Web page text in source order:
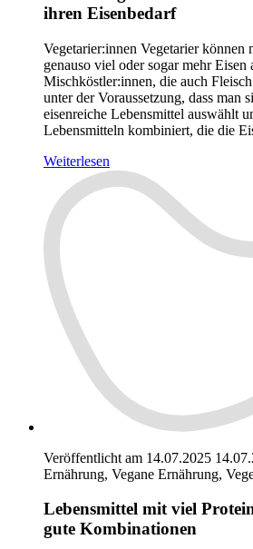
ihren Eisenbedarf
Vegetarier:innen Vegetarier
genauso viel oder sogar mehr Eisen
Mischköstler:innen, die auch
unter der Voraussetzung, dass man
eisenreiche Lebensmittel auswählt
Lebensmitteln kombiniert, die die
Weiterlesen
Veröffentlicht am 14.07.2025
Ernährung, Vegane Ernährung,
Lebensmittel mit viel
gute Kombinationen